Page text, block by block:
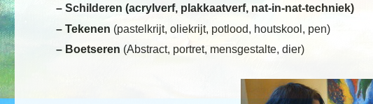
– Schilderen (acrylverf, plakkaatverf, nat-in-nat-techniek)
– Tekenen (pastelkrijt, oliekrijt, potlood, houtskool, pen)
– Boetseren (Abstract, portret, mensgestalte, dier)